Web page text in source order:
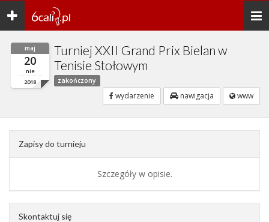
Toggle
navigation
maj
20
nie
2018
Turniej XXII Grand Prix Bielan w
Tenisie Stołowym
zakończony
wydarzenie nawigacja www
Zapisy do turnieju
Szczegóły w opisie.
Skontaktuj się